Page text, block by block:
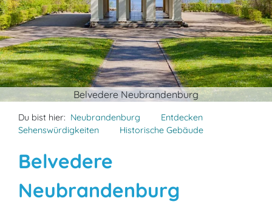
Belvedere Neubrandenburg
Du bist hier: Neubrandenburg
Entdecken
Sehenswürdigkeiten
Historische Gebäude
Belvedere
Neubrandenburg